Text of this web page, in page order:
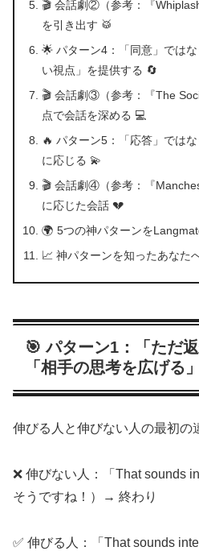
🎬 会話劇②（参考：『
を引き出す 🥁
🌟 パターン4：「同意」では
い視点」を提供する 🔄
🎬 会話劇③（参考：『The
点で会話を深める 💻
🔥 パターン5：「応答」では
に応じる 💫
🎬 会話劇④（参考：『
に応じた会話 💔
🌍 5つの神パターンを
📈 神パターンを知ったあなた
🎯 パターン1：「ただ
「相手の思考を広げる
伸びる人と伸びない人の最初の
❌ 伸びない人：「That sounds
そうですね！）→ 終わり
✅ 伸びる人：「That sounds